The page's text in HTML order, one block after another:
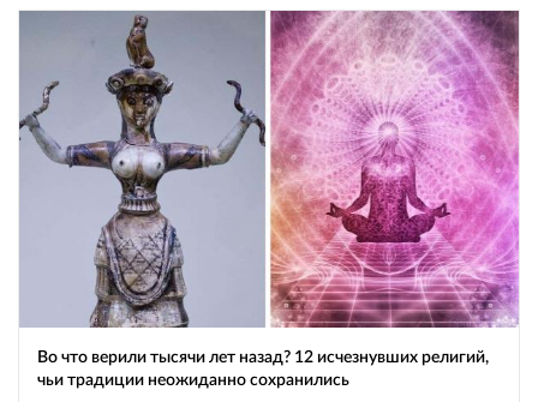
Во что верили тысячи лет назад? 12 исчезнувших религий,
чьи традиции неожиданно сохранились